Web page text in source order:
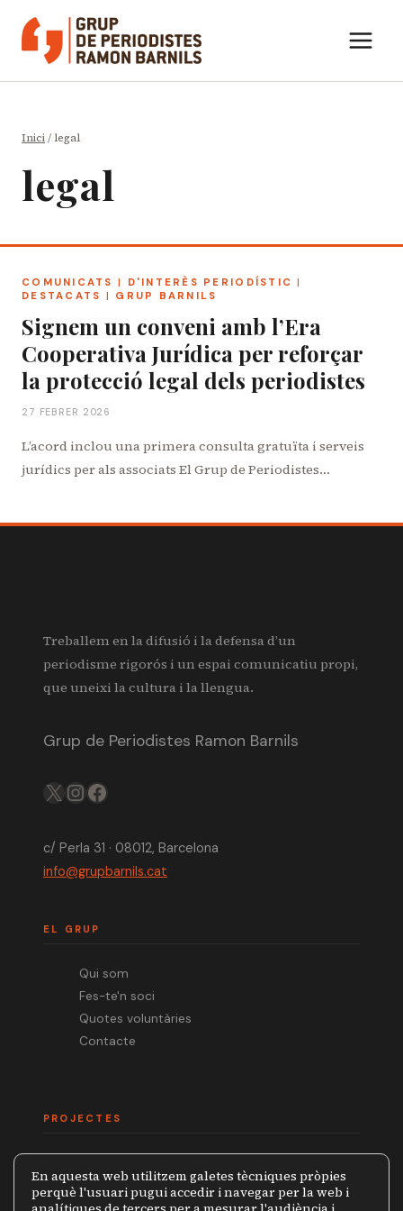
contingut
Inici/ legal
legal
COMUNICATS | D'INTERÈS PERIODÍSTIC |
DESTACATS | GRUP BARNILS
Signem un conveni amb l’Era
Cooperativa Jurídica per reforçar
la protecció legal dels periodistes
27 FEBRER 2026
L’acord inclou una primera consulta gratuïta i serveis
jurídics per als associats El Grup de Periodistes…
Treballem en la difusió i la defensa d’un
periodisme rigorós i un espai comunicatiu propi,
que uneixi la cultura i la llengua.
Grup de Periodistes Ramon Barnils
X IGFB
c/ Perla 31 · 08012, Barcelona
info@grupbarnils.cat
EL GRUP
Qui som
Fes-te'n soci
Quotes voluntàries
Contacte
PROJECTES
Premi Ramon Barnils
Col·lecció Periodistes
En aquesta web utilitzem galetes tècniques pròpies
perquè l'usuari pugui accedir i navegar per la web i